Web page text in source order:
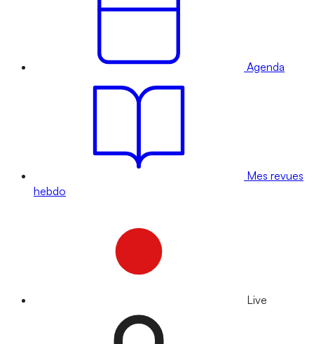
Agenda
Mes revues
hebdo
Live